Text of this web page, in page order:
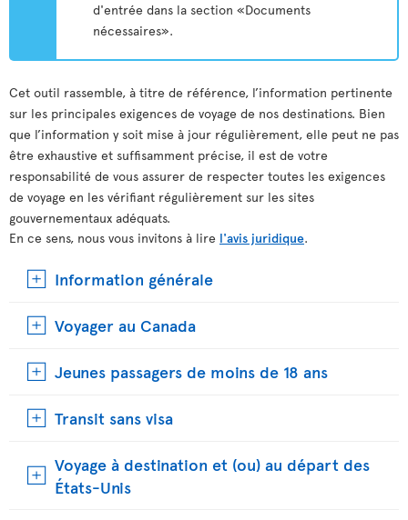
d'entrée dans la section «Documents
nécessaires».
Cet outil rassemble, à titre de référence, l’information pertinente
sur les principales exigences de voyage de nos destinations. Bien
que l’information y soit mise à jour régulièrement, elle peut ne pas
être exhaustive et suffisamment précise, il est de votre
responsabilité de vous assurer de respecter toutes les exigences
de voyage en les vérifiant régulièrement sur les sites
gouvernementaux adéquats.
En ce sens, nous vous invitons à lire l'avis juridique.
Information générale
Voyager au Canada
Jeunes passagers de moins de 18 ans
Transit sans visa
Voyage à destination et (ou) au départ des
États-Unis